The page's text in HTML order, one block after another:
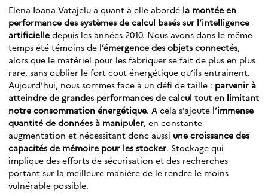
Elena Ioana Vatajelu a quant à elle abordé la montée en
performance des systèmes de calcul basés sur l’intelligence
artificielle depuis les années 2010. Nous avons dans le même
temps été témoins de l’émergence des objets connectés,
alors que le matériel pour les fabriquer se fait de plus en plus
rare, sans oublier le fort cout énergétique qu’ils entrainent.
Aujourd’hui, nous sommes face à un défi de taille : parvenir à
atteindre de grandes performances de calcul tout en limitant
notre consommation énergétique. A cela s’ajoute l’immense
quantité de données à manipuler, en constante
augmentation et nécessitant donc aussi une croissance des
capacités de mémoire pour les stocker. Stockage qui
implique des efforts de sécurisation et des recherches
portant sur la meilleure manière de le rendre le moins
vulnérable possible.